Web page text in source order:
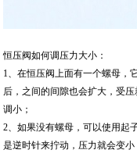
恒压阀如何调压力大小：
1、在恒压阀上面有一个螺母，
后，之间的间隙也会扩大，受
调小；
2、如果没有螺母，可以使用起
是逆时针来拧动，压力就会变